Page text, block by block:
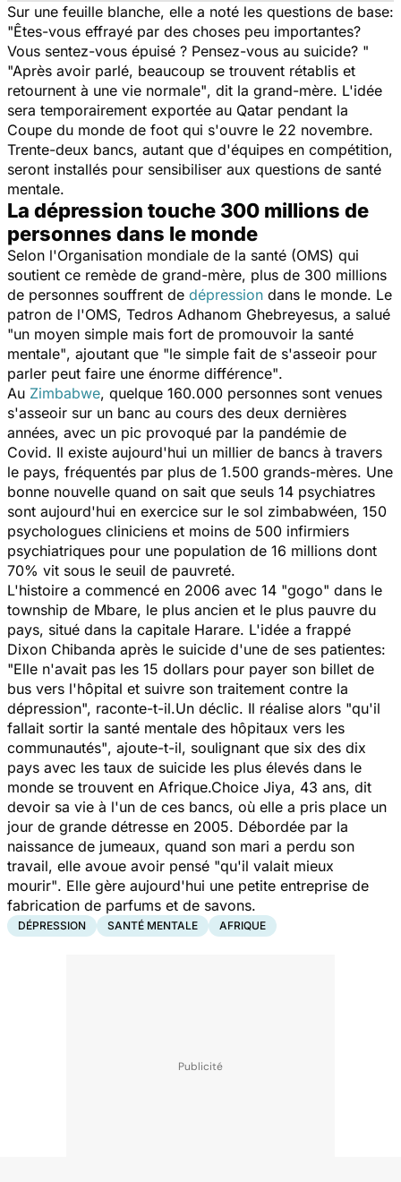
Sur une feuille blanche, elle a noté les questions de base:
"Êtes-vous effrayé par des choses peu importantes?
Vous sentez-vous épuisé ? Pensez-vous au suicide? "
"Après avoir parlé, beaucoup se trouvent rétablis et
retournent à une vie normale", dit la grand-mère. L'idée
sera temporairement exportée au Qatar pendant la
Coupe du monde de foot qui s'ouvre le 22 novembre.
Trente-deux bancs, autant que d'équipes en compétition,
seront installés pour sensibiliser aux questions de santé
mentale.
La dépression touche 300 millions de
personnes dans le monde
Selon l'Organisation mondiale de la santé (OMS) qui
soutient ce remède de grand-mère, plus de 300 millions
de personnes souffrent de dépression dans le monde. Le
patron de l'OMS, Tedros Adhanom Ghebreyesus, a salué
"un moyen simple mais fort de promouvoir la santé
mentale", ajoutant que "le simple fait de s'asseoir pour
parler peut faire une énorme différence".
Au Zimbabwe, quelque 160.000 personnes sont venues
s'asseoir sur un banc au cours des deux dernières
années, avec un pic provoqué par la pandémie de
Covid. Il existe aujourd'hui un millier de bancs à travers
le pays, fréquentés par plus de 1.500 grands-mères. Une
bonne nouvelle quand on sait que seuls 14 psychiatres
sont aujourd'hui en exercice sur le sol zimbabwéen, 150
psychologues cliniciens et moins de 500 infirmiers
psychiatriques pour une population de 16 millions dont
70% vit sous le seuil de pauvreté.
L'histoire a commencé en 2006 avec 14 "gogo" dans le
township de Mbare, le plus ancien et le plus pauvre du
pays, situé dans la capitale Harare. L'idée a frappé
Dixon Chibanda après le suicide d'une de ses patientes:
"Elle n'avait pas les 15 dollars pour payer son billet de
bus vers l'hôpital et suivre son traitement contre la
dépression", raconte-t-il.Un déclic. Il réalise alors "qu'il
fallait sortir la santé mentale des hôpitaux vers les
communautés", ajoute-t-il, soulignant que six des dix
pays avec les taux de suicide les plus élevés dans le
monde se trouvent en Afrique.Choice Jiya, 43 ans, dit
devoir sa vie à l'un de ces bancs, où elle a pris place un
jour de grande détresse en 2005. Débordée par la
naissance de jumeaux, quand son mari a perdu son
travail, elle avoue avoir pensé "qu'il valait mieux
mourir". Elle gère aujourd'hui une petite entreprise de
fabrication de parfums et de savons.
DÉPRESSION SANTÉ MENTALE AFRIQUE